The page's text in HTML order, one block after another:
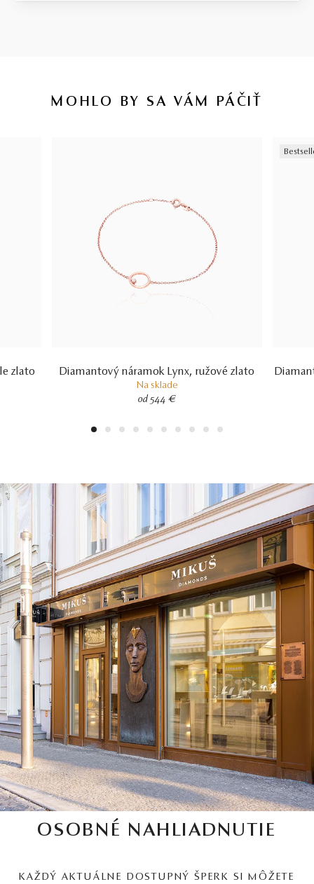
MOHLO BY SA VÁM PÁČIŤ
zlato Diamantový náramok Lynx, ružové zlato
Na sklade
od 544 €
1 2 3 4 5 6 7 8 9 10
OSOBNÉ NAHLIADNUTIE
KAŽDÝ AKTUÁLNE DOSTUPNÝ ŠPERK SI MÔŽETE